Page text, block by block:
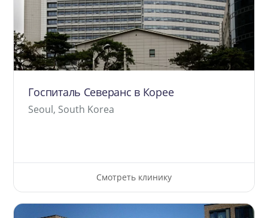
Госпиталь Северанс в Корее
Seoul, South Korea
Смотреть клинику